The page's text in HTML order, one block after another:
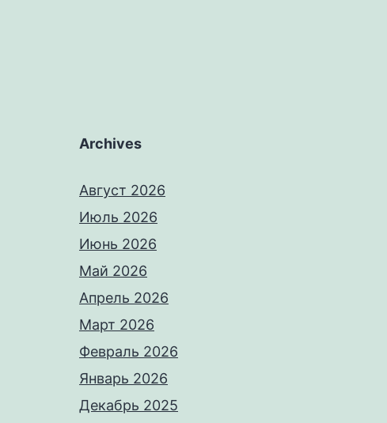
Archives
Август 2026
Июль 2026
Июнь 2026
Май 2026
Апрель 2026
Март 2026
Февраль 2026
Январь 2026
Декабрь 2025